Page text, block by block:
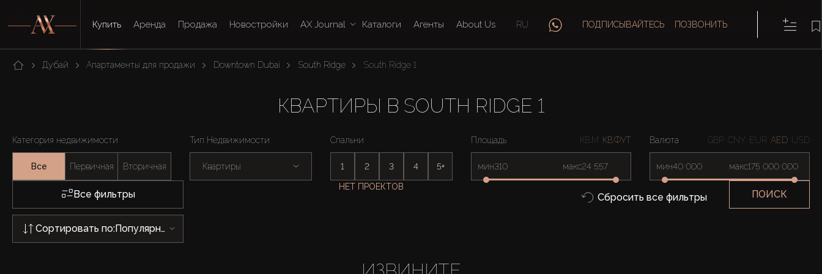
Купить Аренда Продажа Новостройки AX Journal Каталоги Агенты About Us RU ПОДПИСЫВАЙТЕСЬ ПОЗВОНИТЬ
Дубай Апартаменты для продажи Downtown Dubai South Ridge South Ridge 1
КВАРТИРЫ В SOUTH RIDGE 1
Категория недвижимости
Все Первичная Вторичная
Тип Недвижимости
Квартиры
Спальни
1 2 3 4 5+
Площадь КВ.М КВ.ФУТ
мин макс
Валюта GBP CNY EUR AED USD
мин макс
Все фильтры
НЕТ ПРОЕКТОВ
Сбросить все фильтры ПОИСК
Сортировать по: Популярности